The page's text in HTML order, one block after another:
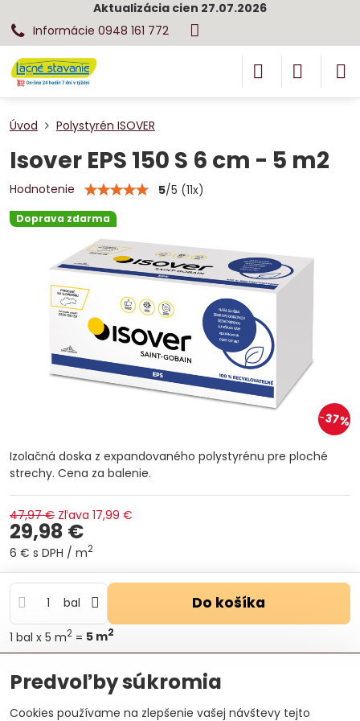
Aktualizácia cien 27.07.2026
Informácie 0948 161 772
Doprava zdarma
37%
Úvod Polystyrén ISOVER
Isover EPS 150 S 6 cm - 5 m2
Hodnotenie 5/5 (11x)
Izolačná doska z expandovaného polystyrénu pre ploché
strechy. Cena za balenie.
47,97 € Zľava 17,99 €
29,98 €
6 € s DPH / m2
bal Do košíka
1 bal x 5 m2 = 5 m2
Otázka k produktu
Doručenia
Výrobca:
ISOVER Saint-Gobain
Predvoľby súkromia
Cookies používame na zlepšenie vašej návštevy tejto